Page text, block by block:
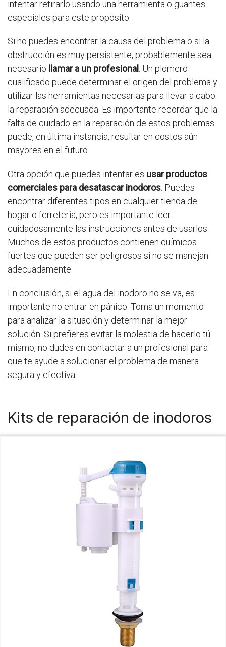
intentar retirarlo usando una herramienta o guantes
especiales para este propósito.
Si no puedes encontrar la causa del problema o si la
obstrucción es muy persistente, probablemente sea
necesario
llamar a un profesional . Un plomero
cualificado puede determinar el origen del problema y
utilizar las herramientas necesarias para llevar a cabo
la reparación adecuada. Es importante recordar que la
falta de cuidado en la reparación de estos problemas
puede, en última instancia, resultar en costos aún
mayores en el futuro.
Otra opción que puedes intentar es usar productos
comerciales para desatascar inodoros . Puedes
encontrar diferentes tipos en cualquier tienda de
hogar o ferretería, pero es importante leer
cuidadosamente las instrucciones antes de usarlos.
Muchos de estos productos contienen químicos
fuertes que pueden ser peligrosos si no se manejan
adecuadamente.
En conclusión, si el agua del inodoro no se va, es
importante no entrar en pánico. Toma un momento
para analizar la situación y determinar la mejor
solución. Si prefieres evitar la molestia de hacerlo tú
mismo, no dudes en contactar a un profesional para
que te ayude a solucionar el problema de manera
segura y efectiva.
Kits de reparación de inodoros